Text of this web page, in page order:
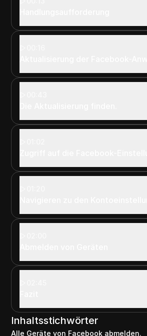
Inhaltsstichwörter
Alle Geräte von Facebook abmelden.